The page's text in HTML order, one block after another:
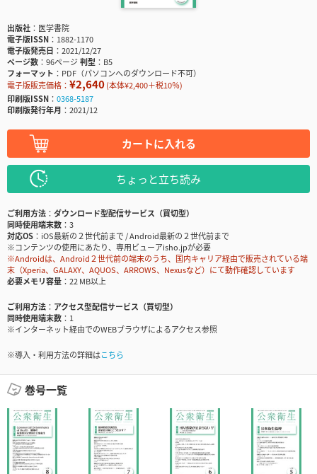
出版社
医学書院
電子版ISSN
1882-1170
電子版発売日
2021/12/27
ページ数
96ページ判型
B5
フォーマット
PDF（パソコンへのダウンロード不可）
電子版販売価格： ¥2,640(本体¥2,400＋税10％)
印刷版ISSN
0368-5187
印刷版発行年月
2021/12
カートに入れる
ちょっと立ち読み
ご利用方法
ダウンロード型配信サービス（買切型）
同時使用端末数
3
対応OS
iOS最新の２世代前まで / Android最新の２世代前まで
※コンテンツの使用にあたり、専用ビューアisho.jpが必要
※Androidは、Android２世代前の端末のうち、国内キャリア経由で販売されている端
末（Xperia、GALAXY、AQUOS、ARROWS、Nexusなど）にて動作確認しています
必要メモリ容量
22 MB以上
ご利用方法
アクセス型配信サービス（買切型）
同時使用端末数
1
※インターネット経由でのWEBブラウザによるアクセス参照
※導入・利用方法の詳細はこちら
巻号一覧